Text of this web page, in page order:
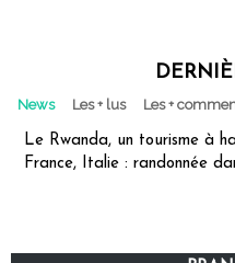
News Les + lus Les +
Le Rwanda, un tourisme à
France, Italie : randonnée